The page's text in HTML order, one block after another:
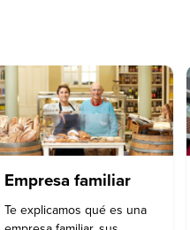
Empresa familiar
Te explicamos qué es una